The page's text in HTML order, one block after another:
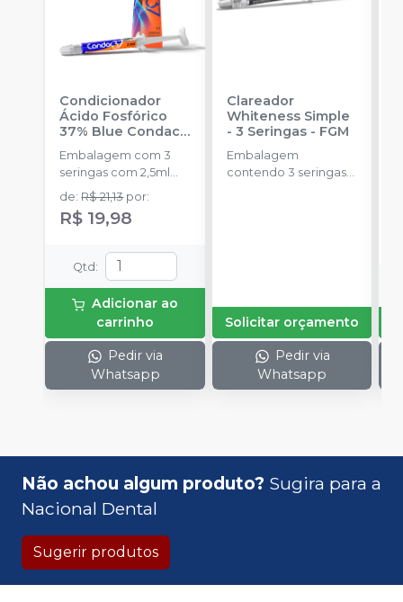
Condicionador
Ácido Fosfórico
37% Blue Condac-
FGM
Embalagem com 3
seringas com 2,5ml
cada uma e 3
ponteiras para
aplicação.
de:R$ 21,13 por:
R$ 19,98
Qtd :
Adicionar ao
carrinho
Pedir via
Whatsapp
Clareador
Whiteness Simple
- 3 Seringas- FGM
Embalagem
contendo 3 seringas
Solicitar orçamento
Pedir via
Whatsapp
Não achou algum produto? Sugira para a
Nacional Dental
Sugerir produtos